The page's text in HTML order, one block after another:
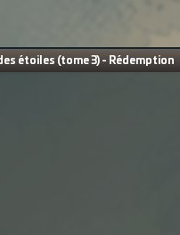
étoiles (tome 3) - Rédemption